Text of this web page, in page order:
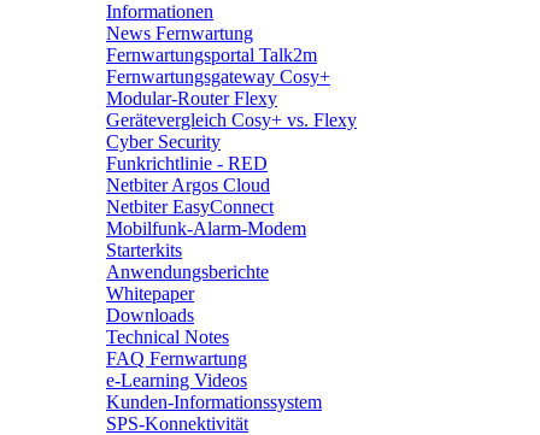
Informationen
News Fernwartung
Fernwartungsportal Talk2m
Fernwartungsgateway Cosy+
Modular-Router Flexy
Gerätevergleich Cosy+ vs. Flexy
Cyber Security
Funkrichtlinie - RED
Netbiter Argos Cloud
Netbiter EasyConnect
Mobilfunk-Alarm-Modem
Starterkits
Anwendungsberichte
Whitepaper
Downloads
Technical Notes
FAQ Fernwartung
e-Learning Videos
Kunden-Informationssystem
SPS-Konnektivität